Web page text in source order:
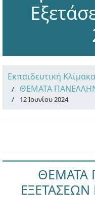
Εκπαιδευτική Κλίμακα
ΘΕΜΑΤΑ
12 Ιουνίου 2024
ΘΕΜΑΤΑ
ΕΞΕΤΑΣΕΩΝ